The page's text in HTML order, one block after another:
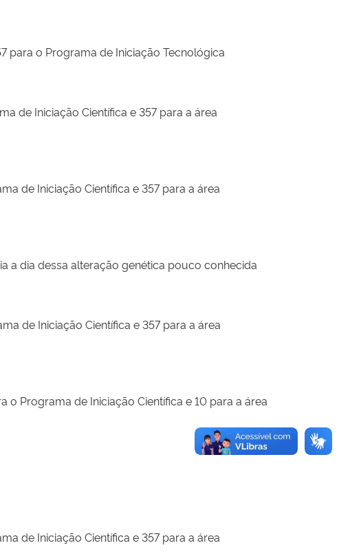
para o Programa de Iniciação Tecnológica
de Iniciação Científica e 357 para a área
de Iniciação Científica e 357 para a área
a dia dessa alteração genética pouco conhecida
de Iniciação Científica e 357 para a área
o Programa de Iniciação Científica e 10 para a área
de Iniciação Científica e 357 para a área